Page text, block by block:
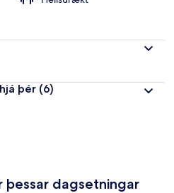
þér (6)
þessar dagsetningar